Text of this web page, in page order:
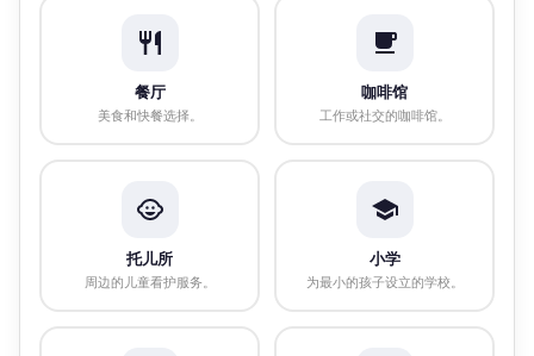
餐厅
美食和快餐选择。
咖啡馆
工作或社交的咖啡馆。
托儿所
周边的儿童看护服务。
小学
为最小的孩子设立的学校。